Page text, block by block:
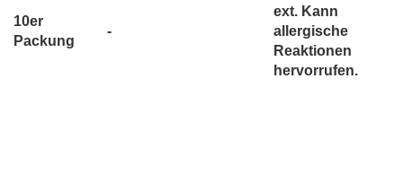
10er
Packung
-
ext. Kann
allergische
Reaktionen
hervorrufen.